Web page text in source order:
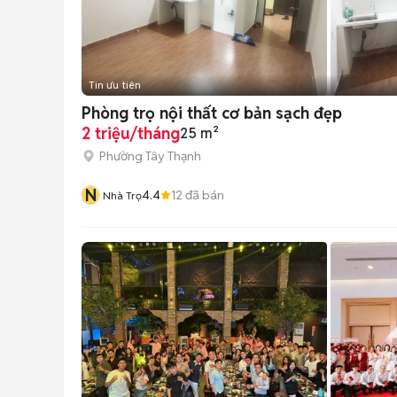
Tin ưu tiên
Phòng trọ nội thất cơ bản sạch đẹp
2 triệu/tháng25 m²
Phường Tây Thạnh
N Nhà Trọ4.4 12 đã bán